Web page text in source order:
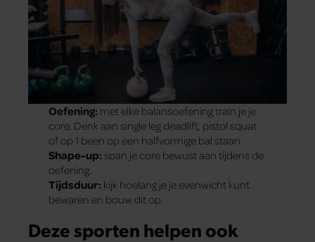
Oefening: met elke balansoefening train je je
core. Denk aan single leg deadlift, pistol squat
of op 1 been op een halfvormige bal staan.
Shape-up: span je core bewust aan tijdens de
oefening.
Tijdsduur: kijk hoelang je je evenwicht kunt
bewaren en bouw dit op.
Deze sporten helpen ook